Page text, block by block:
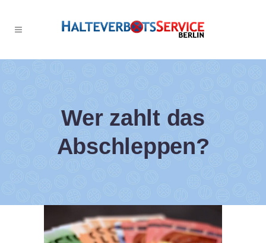
Wer zahlt das
Abschleppen?